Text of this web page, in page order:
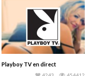
Playboy TV en direct